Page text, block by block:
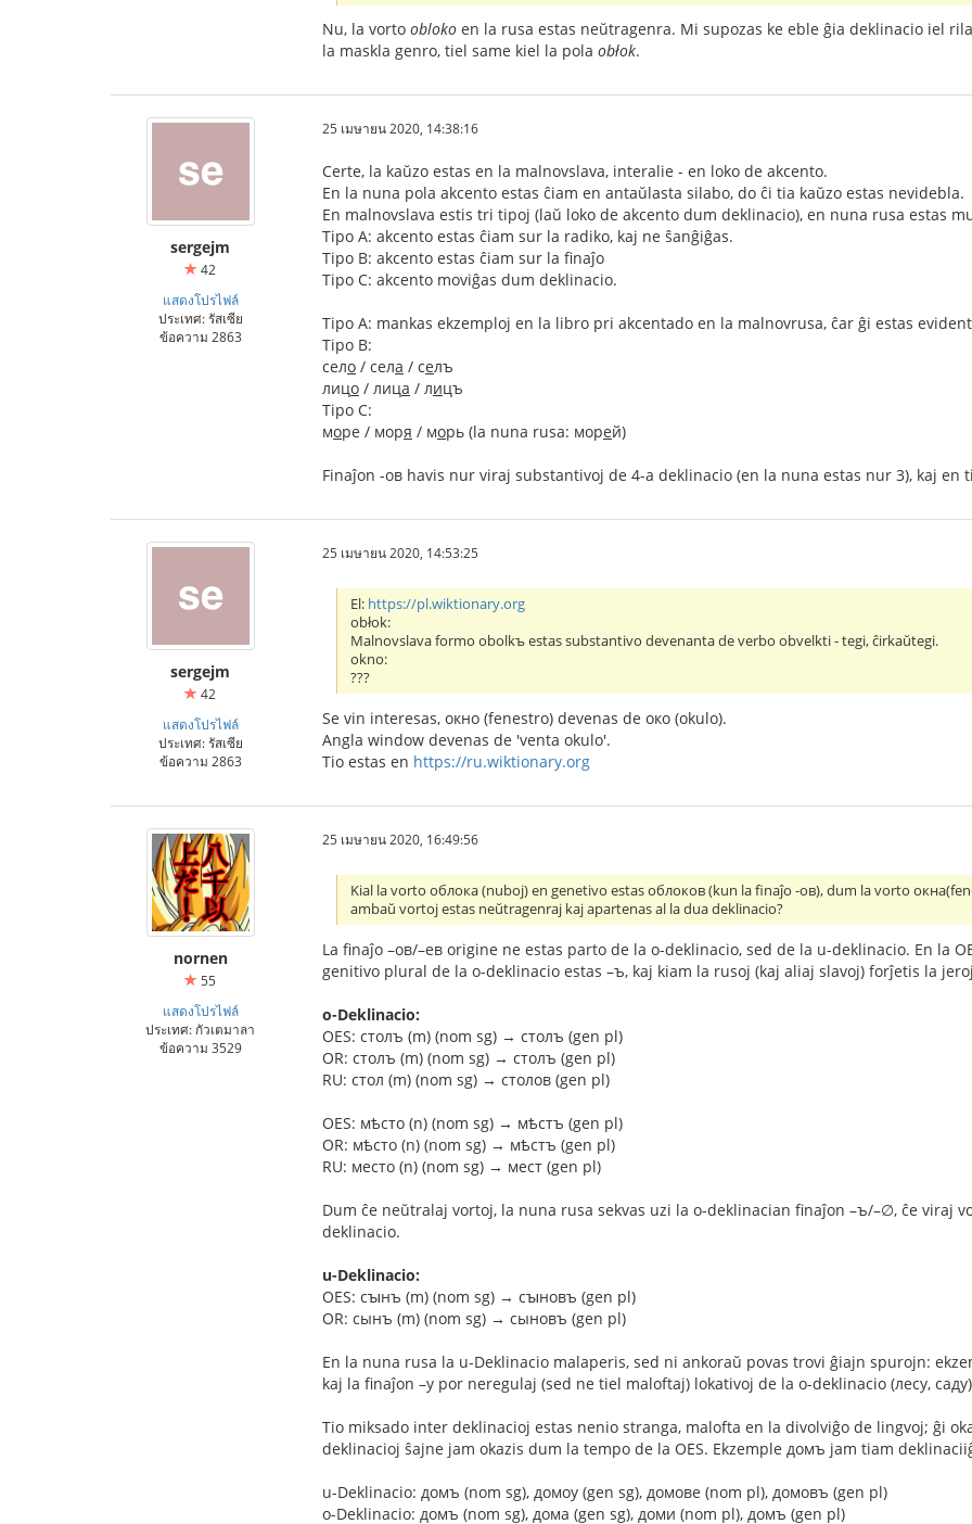
Nu, la vorto obloko en la rusa estas neŭtragenra. Mi supozas ke eble ĝia deklinacio iel
la maskla genro, tiel same kiel la pola obłok.
sergejm
42
แสดงโปรไฟล์
ประเทศ: รัสเซีย
ข้อความ 2863
25 เมษายน 2020, 14:38:16
Certe, la kaŭzo estas en la malnovslava, interalie - en loko de akcento.
En la nuna pola akcento estas ĉiam en antaŭlasta silabo, do ĉi tia kaŭzo estas nevidebla.
En malnovslava estis tri tipoj (laŭ loko de akcento dum deklinacio), en nuna rusa estas
Tipo A: akcento estas ĉiam sur la radiko, kaj ne ŝanĝiĝas.
Tipo B: akcento estas ĉiam sur la finaĵo
Tipo C: akcento moviĝas dum deklinacio.
Tipo A: mankas ekzemploj en la libro pri akcentado en la malnovrusa, ĉar ĝi estas
Tipo B:
село / села / селъ
лицо / лица / лицъ
Tipo C:
море / моря / морь (la nuna rusa: морей)
Finaĵon -ов havis nur viraj substantivoj de 4-a deklinacio (en la nuna estas nur 3), kaj en
sergejm
42
แสดงโปรไฟล์
ประเทศ: รัสเซีย
ข้อความ 2863
25 เมษายน 2020, 14:53:25
El: https://pl.wiktionary.org
obłok:
Malnovslava formo obolkъ estas substantivo devenanta de verbo obvelkti - tegi, ĉirkaŭtegi.
okno:
???
Se vin interesas, окно (fenestro) devenas de око (okulo).
Angla window devenas de 'venta okulo'.
Tio estas en https://ru.wiktionary.org
nornen
55
แสดงโปรไฟล์
ประเทศ: กัวเตมาลา
ข้อความ 3529
25 เมษายน 2020, 16:49:56
Kial la vorto облока (nuboj) en genetivo estas облоков (kun la finaĵo -ов), dum la vorto
ambaŭ vortoj estas neŭtragenraj kaj apartenas al la dua deklinacio?
La finaĵo –ов/–ев origine ne estas parto de la o-deklinacio, sed de la u-deklinacio. En la
genitivo plural de la o-deklinacio estas –ъ, kaj kiam la rusoj (kaj aliaj slavoj) forĵetis la
o-Deklinacio:
OES: столъ (m) (nom sg) → столъ (gen pl)
OR: столъ (m) (nom sg) → столъ (gen pl)
RU: стол (m) (nom sg) → столов (gen pl)
OES: мѣсто (n) (nom sg) → мѣстъ (gen pl)
OR: мѣсто (n) (nom sg) → мѣстъ (gen pl)
RU: место (n) (nom sg) → мест (gen pl)
Dum ĉe neŭtralaj vortoj, la nuna rusa sekvas uzi la o-deklinacian finaĵon –ъ/–∅, ĉe viraj
deklinacio.
u-Deklinacio:
OES: сꙑнъ (m) (nom sg) → сꙑновъ (gen pl)
OR: сынъ (m) (nom sg) → сыновъ (gen pl)
En la nuna rusa la u-Deklinacio malaperis, sed ni ankoraŭ povas trovi ĝiajn spurojn:
kaj la finaĵon –у por neregulaj (sed ne tiel maloftaj) lokativoj de la o-deklinacio (лесу,
Tio miksado inter deklinacioj estas nenio stranga, malofta en la divolviĝo de lingvoj; ĝi
deklinacioj ŝajne jam okazis dum la tempo de la OES. Ekzemple домъ jam tiam
u-Deklinacio: домъ (nom sg), домоу (gen sg), домове (nom pl), домовъ (gen pl)
o-Deklinacio: домъ (nom sg), дома (gen sg), доми (nom pl), домъ (gen pl)